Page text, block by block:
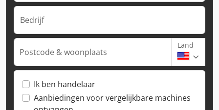
Bedrijf
Postcode & woonplaats
Land
Ik ben handelaar
Aanbiedingen voor vergelijkbare machines